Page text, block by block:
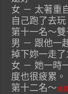
女 － 太著重
自己跑了去玩
第十一名～雙
男 － 跟他一
掉下妳一走了
女 － 她一時
度也很疲累。
第十二名～水